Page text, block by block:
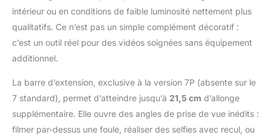
objectifs de votre
téléphone s'associent
pour un suivi plus
se déplacer plus
librement et même les
actions rapides en gros
plan restent nettes.
Comprend la nacelle, le
intérieur ou en conditions de faible luminosité nettement plus
qualitatifs. Ce n’est pas un simple complément décoratif :
c’est un outil réel pour des vidéos soignées sans équipement
additionnel.
La barre d’extension, exclusive à la version 7P (absente sur le
7 standard), permet d’atteindre jusqu’à 21,5 cm d’allonge
supplémentaire. Elle ouvre des angles de prise de vue inédits :
filmer par-dessus une foule, réaliser des selfies avec recul, ou